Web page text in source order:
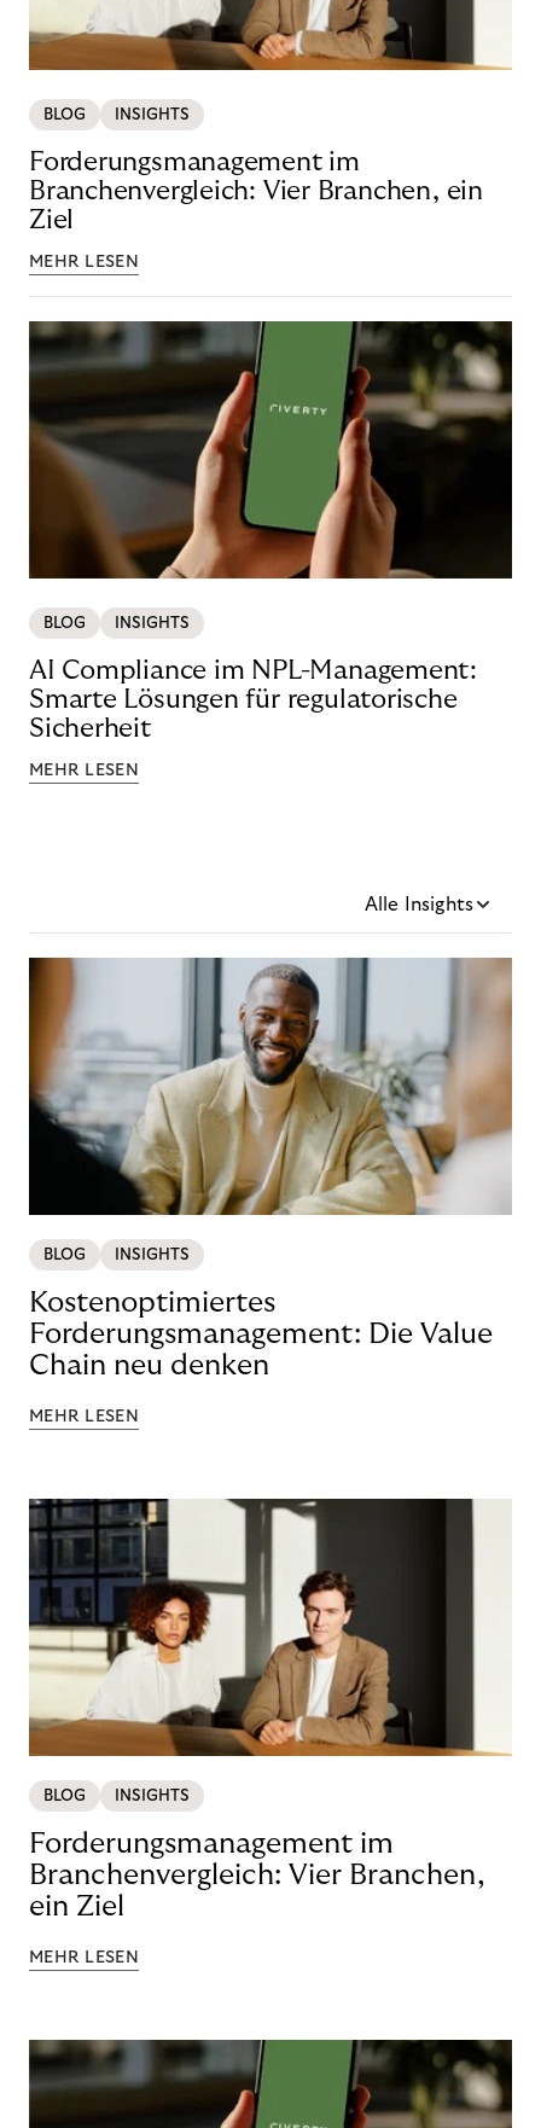
BLOG INSIGHTS
Forderungsmanagement im
Branchenvergleich: Vier Branchen, ein
Ziel
MEHR LESEN
BLOG INSIGHTS
AI Compliance im NPL-Management:
Smarte Lösungen für regulatorische
Sicherheit
MEHR LESEN
Alle Insights
BLOG INSIGHTS
Kostenoptimiertes
Forderungsmanagement: Die Value
Chain neu denken
MEHR LESEN
BLOG INSIGHTS
Forderungsmanagement im
Branchenvergleich: Vier Branchen,
ein Ziel
MEHR LESEN